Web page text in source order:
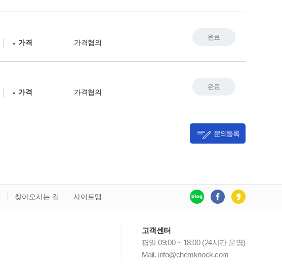
가격 가격협의
완료
가격 가격협의
완료
문의등록
찾아오시는 길 사이트맵
고객센터
평일 09:00 ~ 18:00 (24시간 운영)
Mail. info@chemknock.com